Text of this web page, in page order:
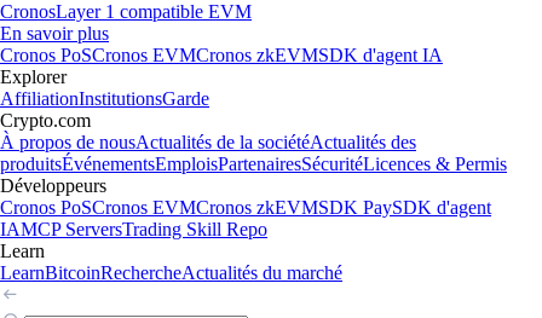
CronosLayer 1 compatible EVM
En savoir plus
Cronos PoSCronos EVMCronos zkEVMSDK d'agent IA
Explorer
AffiliationInstitutionsGarde
Crypto.com
À propos de nousActualités de la sociétéActualités des
produitsÉvénementsEmploisPartenairesSécuritéLicences & Permis
Développeurs
Cronos PoSCronos EVMCronos zkEVMSDK PaySDK d'agent
IAMCP ServersTrading Skill Repo
Learn
LearnBitcoinRechercheActualités du marché